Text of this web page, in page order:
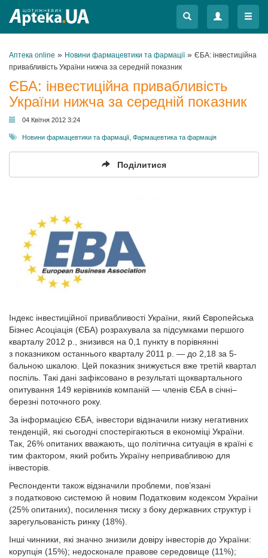
Меню
Меню
Аптека online » Новини фармацевтики та фармації» ЄБА: інвестиційна
привабливість України нижча за середній показник
ЄБА: інвестиційна привабливість
України нижча за середній показник
04 Квітня 2012 3:24
Новини фармацевтики та фармації Фармацевтика та фармація
Поділитися
Індекс інвестиційної привабливості України, який Європейська
Бізнес Асоціація (ЄБА) розрахувала за підсумками першого
кварталу 2012 р., знизився на 0,1 пункту в порівнянні
з показником останнього кварталу 2011 р. — до 2,18 за 5-
бальною шкалою. Цей показник знижується вже третій квартал
поспіль. Такі дані зафіксовано в результаті щоквартального
опитування 149 керівників компаній — членів ЄБА в січні–
березні поточного року.
За інформацією ЄБА, інвестори відзначили низку негативних
тенденцій, які сьогодні спостерігаються в економіці України.
Так, 26% опитаних вважають, що політична ситуація в країні є
тим фактором, який робить Україну непривабливою для
інвесторів.
Респонденти також відзначили проблеми, пов’язані
з податковою системою й новим Податковим кодексом України
(25% опитаних), посилення тиску з боку державних структур і
зарегульованість ринку (18%).
Інші чинники, які значно знизили довіру інвесторів до України:
корупція (15%); недосконале правове середовище (11%);